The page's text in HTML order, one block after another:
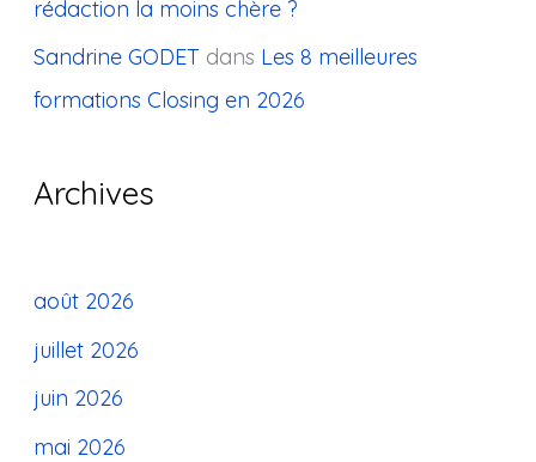
rédaction la moins chère ?
Sandrine GODETdans Les 8 meilleures
formations Closing en 2026
Archives
août 2026
juillet 2026
juin 2026
mai 2026